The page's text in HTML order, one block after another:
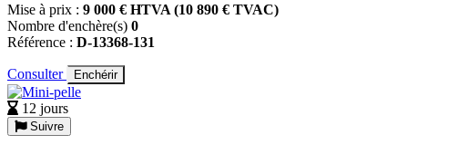
Mise à prix : 9 000 € HTVA (10 890 € TVAC)
Nombre d'enchère(s) 0
Référence : D-13368-131
Consulter Enchérir
12 jours
Suivre